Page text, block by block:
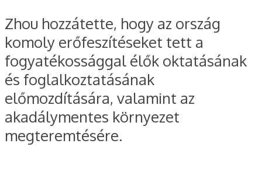
Zhou hozzátette, hogy az ország
komoly erőfeszítéseket tett a
fogyatékossággal élők oktatásának
és foglalkoztatásának
előmozdítására, valamint az
akadálymentes környezet
megteremtésére.